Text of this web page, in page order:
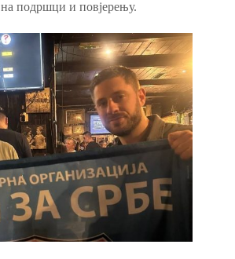
на подршци и повјерењу.